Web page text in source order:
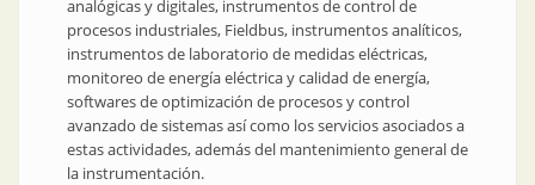
analógicas y digitales, instrumentos de control de
procesos industriales, Fieldbus, instrumentos analíticos,
instrumentos de laboratorio de medidas eléctricas,
monitoreo de energía eléctrica y calidad de energía,
softwares de optimización de procesos y control
avanzado de sistemas así como los servicios asociados a
estas actividades, además del mantenimiento general de
la instrumentación.